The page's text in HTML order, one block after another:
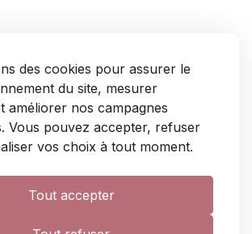
des cookies pour assurer le
du site, mesurer
améliorer nos campagnes
Vous pouvez accepter, refuser
vos choix à tout moment.
Tout accepter